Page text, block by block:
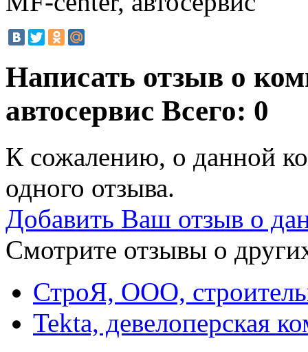
Написать отзыв о
автосервис Всего: 0
К сожалению, о данной
одного отзыва.
Добавить Ваш отзыв о
Смотрите отзывы о
СтроЯ, ООО,
Tekta, девелоперская